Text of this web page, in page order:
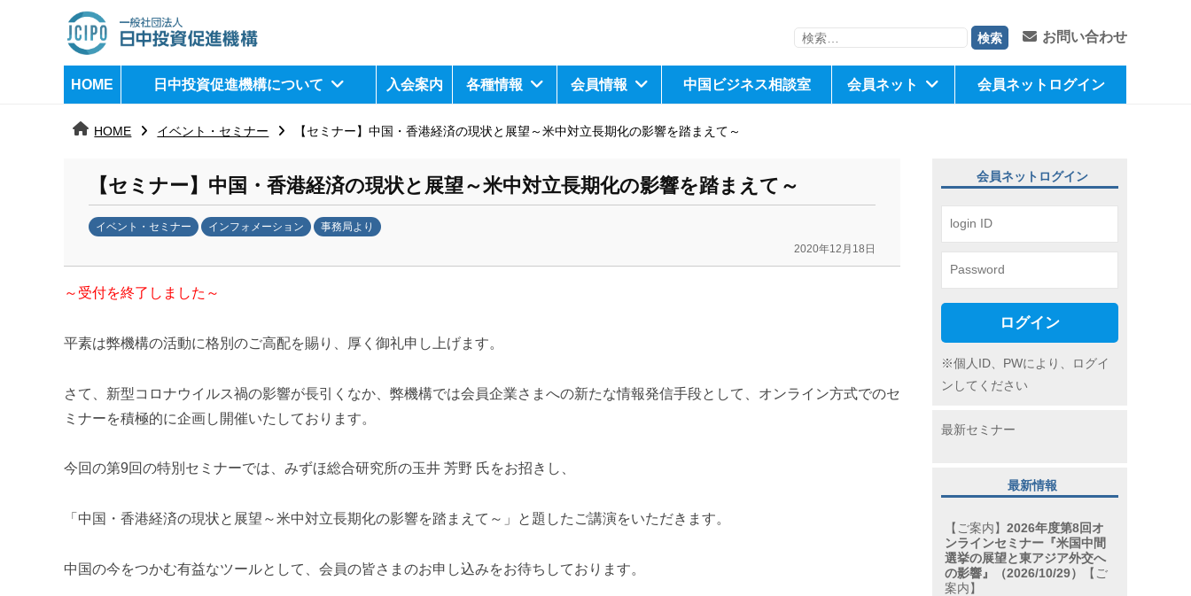
日
中
進
機
構
j
検
お問い合わせ
HOME 日中投資促進機構について 入会案内 各種情報 会員情報 中国ビジネス相談室 会員ネット 会員ネットログイン
HOME イベント・セミナー 【セミナー】中国・香港経済の現状と展望～米中対立長期化の影響を踏まえて～
【セミナー】中国・香港経済の現状と展望～米中対立長期化の影響を踏まえて～
イベント・セミナー インフォメーション 事務局より
2020年12月18日
k
n
m
～受付を終了しました～
平素は弊機構の活動に格別のご高配を賜り、厚く御礼申し上げます。
さて、新型コロナウイルス禍の影響が長引くなか、弊機構では会員企業さまへの新たな情報発信手段として、オンライン方式でのセ
ミナーを積極的に企画し開催いたしております。
今回の第9回の特別セミナーでは、みずほ総合研究所の玉井 芳野 氏をお招きし、
「中国・香港経済の現状と展望～米中対立長期化の影響を踏まえて～」と題したご講演をいただきます。
中国の今をつかむ有益なツールとして、会員の皆さまのお申し込みをお待ちしております。
会員ネットログイン
ログイン
※個人ID、PWにより、ログイ
ンしてください
最新セミナー
最新情報
【ご案内】2026年度第8回オ
ンラインセミナー『米国中間
選挙の展望と東アジア外交へ
の影響』（2026/10/29）
【ご
案内】